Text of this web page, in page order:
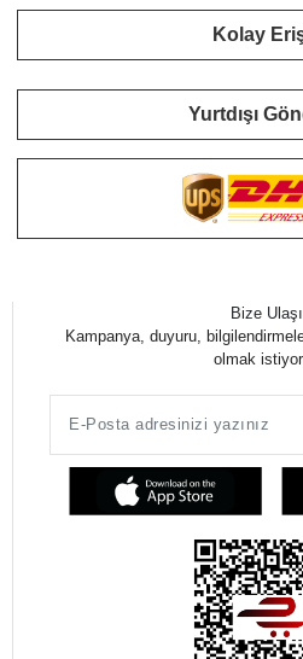
Kolay
Yurtdışı
Bize
Kampanya, duyuru,
olmak